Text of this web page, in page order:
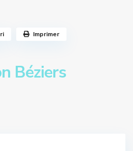
Béziers
Imprimer